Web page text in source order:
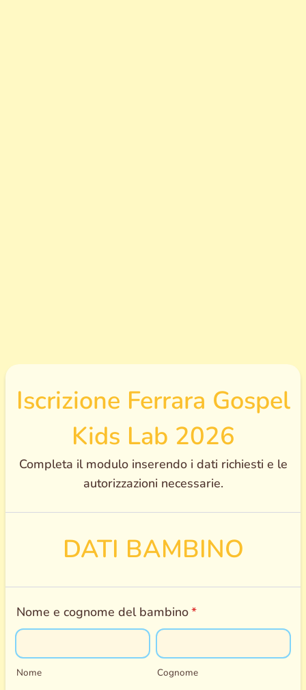
Iscrizione Ferrara Gospel
Kids Lab 2026
Completa il modulo inserendo i dati richiesti e le
autorizzazioni necessarie.
DATI BAMBINO
Nome e cognome del bambino*
Nome Cognome